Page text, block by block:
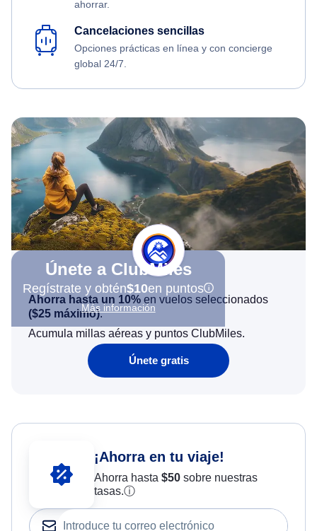
ahorrar.
Cancelaciones sencillas
Opciones prácticas en línea y con concierge
global 24/7.
Únete a ClubMiles
Regístrate y obtén$10en puntos
Más información
Ahorra hasta un 10% en vuelos seleccionados
($25 máximo).
Acumula millas aéreas y puntos ClubMiles.
Únete gratis
¡Ahorra en tu viaje!
Ahorra hasta $50sobre nuestras
tasas.ⓘ